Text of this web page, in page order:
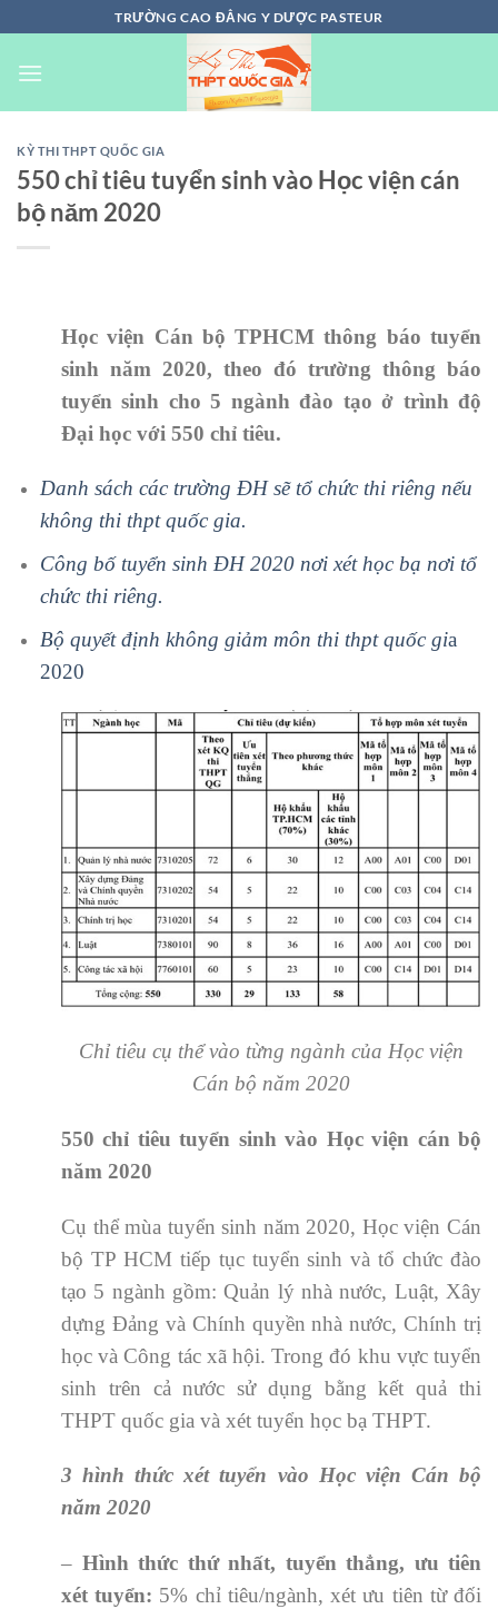
đến
nội
TRƯỜNG CAO ĐẲNG Y DƯỢC PASTEUR
KỲ THI THPT QUỐC GIA
550 chỉ tiêu tuyển sinh vào Học viện cán
bộ năm 2020
Học viện Cán bộ TPHCM thông báo tuyển
sinh năm 2020, theo đó trường thông báo
tuyển sinh cho 5 ngành đào tạo ở trình độ
Đại học với 550 chỉ tiêu.
Danh sách các trường ĐH sẽ tổ chức thi riêng nếu
không thi thpt quốc gia.
Công bố tuyển sinh ĐH 2020 nơi xét học bạ nơi tổ
chức thi riêng.
Bộ quyết định không giảm môn thi thpt quốc gia
2020
Chỉ tiêu cụ thể vào từng ngành của Học viện
Cán bộ năm 2020
550 chỉ tiêu tuyển sinh vào Học viện cán bộ
năm 2020
Cụ thể mùa tuyển sinh năm 2020, Học viện Cán
bộ TP HCM tiếp tục tuyển sinh và tổ chức đào
tạo 5 ngành gồm: Quản lý nhà nước, Luật, Xây
dựng Đảng và Chính quyền nhà nước, Chính trị
học và Công tác xã hội. Trong đó khu vực tuyển
sinh trên cả nước sử dụng bằng kết quả thi
THPT quốc gia và xét tuyển học bạ THPT.
3 hình thức xét tuyển vào Học viện Cán bộ
năm 2020
– Hình thức thứ nhất, tuyển thẳng, ưu tiên
xét tuyển: 5% chỉ tiêu/ngành, xét ưu tiên từ đối